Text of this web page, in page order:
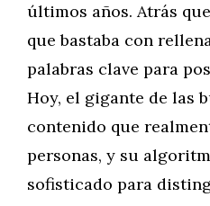
últimos años. Atrás
que bastaba con
palabras clave para
Hoy, el gigante de las
contenido que
personas, y su
sofisticado para